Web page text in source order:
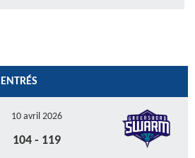
10 avril 2026
104 - 119